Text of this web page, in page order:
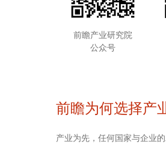
前瞻产业研究院
公众号
前瞻为何选择产
产业为先，任何国家与企业